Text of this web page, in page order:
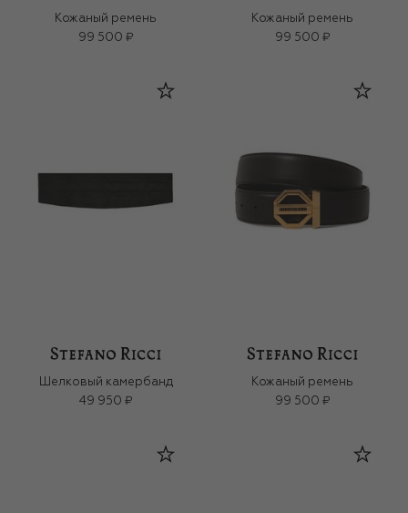
Кожаный ремень
99 500 ₽
Кожаный ремень
99 500 ₽
Шелковый камербанд
49 950 ₽
Кожаный ремень
99 500 ₽